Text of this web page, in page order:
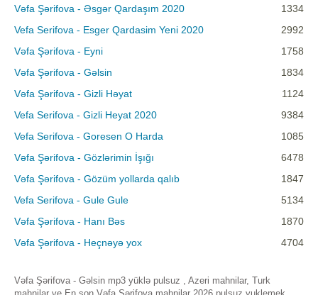
Vəfa Şərifova - Əsgər Qardaşım 2020
1334
Vefa Serifova - Esger Qardasim Yeni 2020
2992
Vəfa Şərifova - Eyni
1758
Vəfa Şərifova - Gəlsin
1834
Vəfa Şərifova - Gizli Həyat
1124
Vefa Serifova - Gizli Heyat 2020
9384
Vefa Serifova - Goresen O Harda
1085
Vəfa Şərifova - Gözlərimin İşığı
6478
Vəfa Şərifova - Gözüm yollarda qalıb
1847
Vefa Serifova - Gule Gule
5134
Vəfa Şərifova - Hanı Bəs
1870
Vəfa Şərifova - Heçnəyə yox
4704
Vəfa Şərifova - Gəlsin mp3 yüklə pulsuz , Azeri mahnilar, Turk